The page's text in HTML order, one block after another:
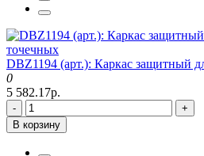
DBZ1194 (арт.): Каркас защитный
0
5 582.17р.
-
+
В корзину